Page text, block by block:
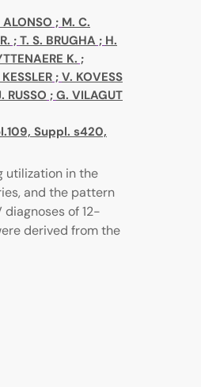
ALONSO ; M. C.
; T. S. BRUGHA ; H.
K. ;
; V. KOVESS
RUSSO ; G. VILAGUT
Suppl. s420,
utilization in the
and the pattern
of 12-
derived from the